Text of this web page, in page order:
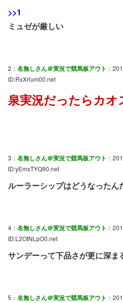
>>1
ミュゼが厳しい
2： 名無しさん＠実況で競馬板アウト ：
ID:RxXrlum00.net
泉実況だったらカオ
3： 名無しさん＠実況で競馬板アウト ：
ID:yEmxTYQ90.net
ルーラーシップはどうなったん
4： 名無しさん＠実況で競馬板アウト ：
ID:L2OtNLpO0.net
サンデーって下品さが更に深ま
5： 名無しさん＠実況で競馬板アウト ：